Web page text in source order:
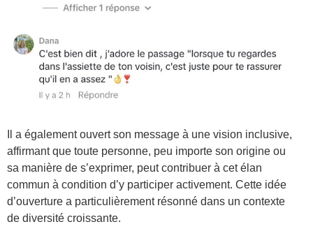
Il a également ouvert son message à une vision inclusive,
affirmant que toute personne, peu importe son origine ou
sa manière de s’exprimer, peut contribuer à cet élan
commun à condition d’y participer activement. Cette idée
d’ouverture a particulièrement résonné dans un contexte
de diversité croissante.